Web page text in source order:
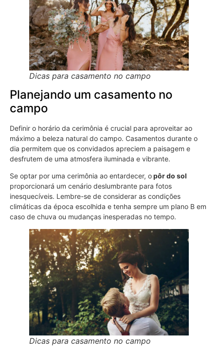
Dicas para casamento no campo
Planejando um casamento no
campo
Definir o horário da cerimônia é crucial para aproveitar ao
máximo a beleza natural do campo. Casamentos durante o
dia permitem que os convidados apreciem a paisagem e
desfrutem de uma atmosfera iluminada e vibrante.
Se optar por uma cerimônia ao entardecer, opôr do sol
proporcionará um cenário deslumbrante para fotos
inesquecíveis. Lembre-se de considerar as condições
climáticas da época escolhida e tenha sempre um plano B em
caso de chuva ou mudanças inesperadas no tempo.
Dicas para casamento no campo